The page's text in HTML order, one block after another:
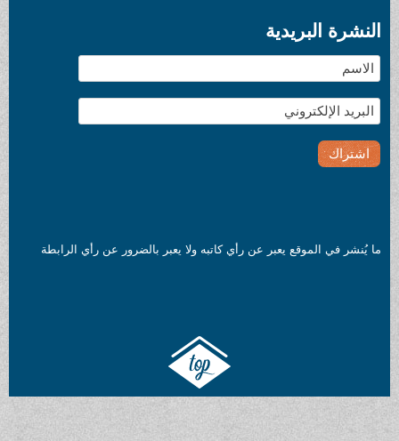
النشرة البريدية
ما يُنشر في الموقع يعبر عن رأي كاتبه ولا يعبر بالضرور عن رأي الرابطة